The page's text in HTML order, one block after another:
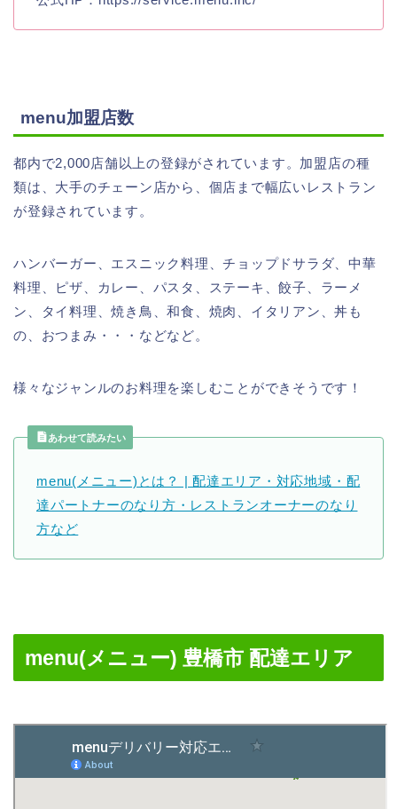
menu加盟店数
都内で2,000店舗以上の登録がされています。加盟店の種
類は、大手のチェーン店から、個店まで幅広いレストラン
が登録されています。
ハンバーガー、エスニック料理、チョップドサラダ、中華
料理、ピザ、カレー、パスタ、ステーキ、餃子、ラーメ
ン、タイ料理、焼き鳥、和食、焼肉、イタリアン、丼も
の、おつまみ・・・などなど。
様々なジャンルのお料理を楽しむことができそうです！
あわせて読みたい
menu(メニュー)とは？ | 配達エリア・対応地域・配
達パートナーのなり方・レストランオーナーのなり
方など
menu(メニュー) 豊橋市 配達エリア